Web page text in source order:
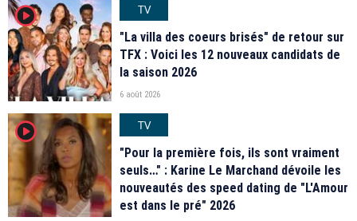
player2
TV
"La villa des coeurs brisés" de retour sur
TFX : Voici les 12 nouveaux candidats de
la saison 2026
6 août 2026
player2
TV
"Pour la première fois, ils sont vraiment
seuls…" : Karine Le Marchand dévoile les
nouveautés des speed dating de "L'Amour
est dans le pré" 2026